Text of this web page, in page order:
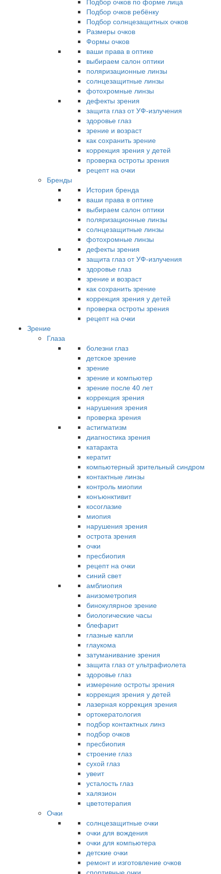
Подбор очков ребёнку
Подбор солнцезащитных очков
Размеры очков
Формы очков
ваши права в оптике
выбираем салон оптики
поляризационные линзы
солнцезащитные линзы
фотохромные линзы
дефекты зрения
защита глаз от УФ-излучения
здоровье глаз
зрение и возраст
как сохранить зрение
коррекция зрения у детей
проверка остроты зрения
рецепт на очки
Бренды
История бренда
ваши права в оптике
выбираем салон оптики
поляризационные линзы
солнцезащитные линзы
фотохромные линзы
дефекты зрения
защита глаз от УФ-излучения
здоровье глаз
зрение и возраст
как сохранить зрение
коррекция зрения у детей
проверка остроты зрения
рецепт на очки
Зрение
Глаза
болезни глаз
детское зрение
зрение
зрение и компьютер
зрение после 40 лет
коррекция зрения
нарушения зрения
проверка зрения
астигматизм
диагностика зрения
катаракта
кератит
компьютерный зрительный синдром
контактные линзы
контроль миопии
конъюнктивит
косоглазие
миопия
нарушения зрения
острота зрения
очки
пресбиопия
рецепт на очки
синий свет
амблиопия
анизометропия
бинокулярное зрение
биологические часы
блефарит
глазные капли
глаукома
затуманивание зрения
защита глаз от ультрафиолета
здоровье глаз
измерение остроты зрения
коррекция зрения у детей
лазерная коррекция зрения
ортокератология
подбор контактных линз
подбор очков
пресбиопия
строение глаз
сухой глаз
увеит
усталость глаз
халязион
цветотерапия
Очки
солнцезащитные очки
очки для вождения
очки для компьютера
детские очки
ремонт и изготовление очков